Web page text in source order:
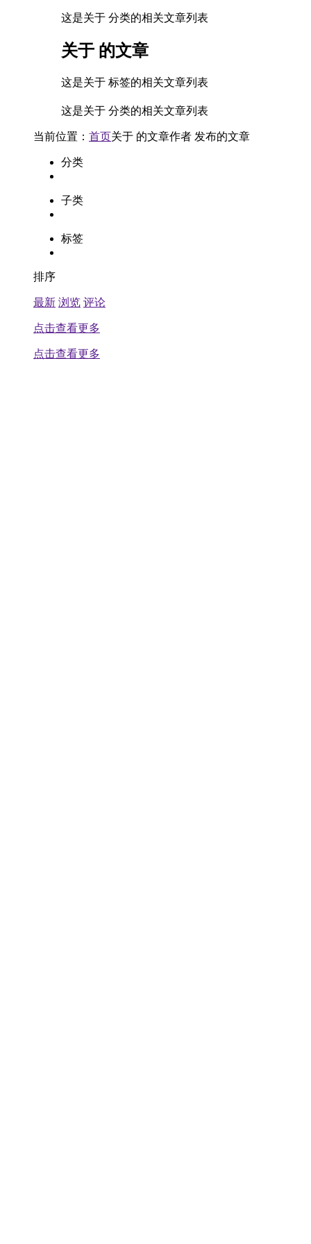
这是关于 分类的相关文章列表
关于 的文章
这是关于 标签的相关文章列表
这是关于 分类的相关文章列表
当前位置： 首页关于 的文章作者 发布的文章
分类
子类
标签
排序
最新 浏览 评论
点击查看更多
点击查看更多